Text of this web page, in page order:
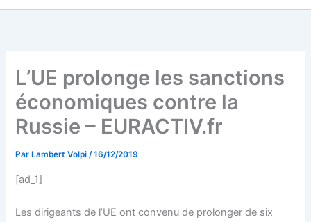
L’UE prolonge les sanctions
économiques contre la
Russie – EURACTIV.fr
Par Lambert Volpi/16/12/2019
[ad_1]
Les dirigeants de l’UE ont convenu de prolonger de six